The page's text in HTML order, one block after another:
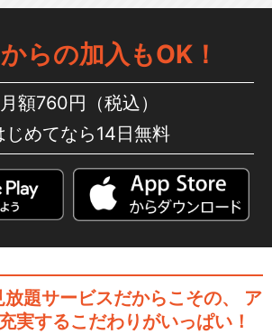
らの加入もOK！
月額760円（税込）
じめてなら14日無料
題サービスだからこその、
ア
実するこだわりがいっぱい！